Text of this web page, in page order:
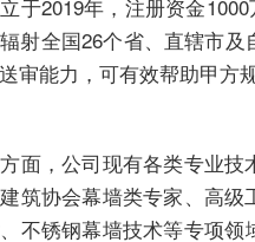
于2019年，注册资金
射全国26个省、直辖市
审能力，可有效帮助甲方
面，公司现有各类专业
筑协会幕墙类专家、高
不锈钢幕墙技术等专项